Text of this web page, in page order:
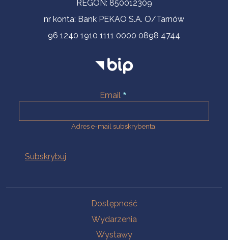
REGON: 850012309
nr konta: Bank PEKAO S.A. O/Tarnów
96 1240 1910 1111 0000 0898 4744
Email
Adres e-mail subskrybenta.
Dostępność
Wydarzenia
Wystawy